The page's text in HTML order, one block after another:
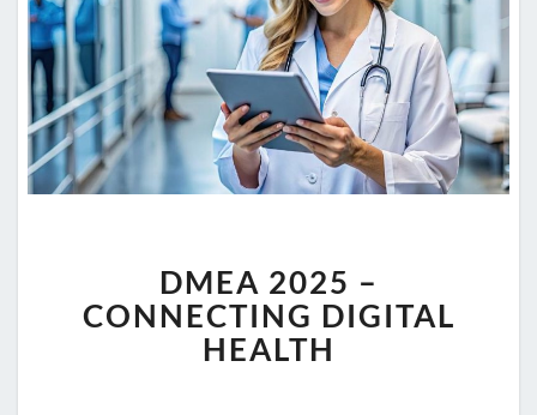
2025
–
CONNECTING
DIGITAL
DMEA 2025 –
CONNECTING DIGITAL
HEALTH